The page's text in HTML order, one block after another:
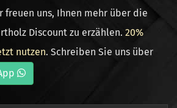
freuen uns, Ihnen mehr über die
Discount zu erzählen. 20%
nutzen. Schreiben Sie uns über